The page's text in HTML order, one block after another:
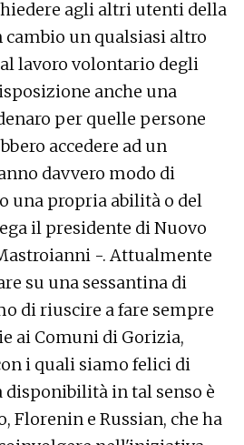
agli altri utenti della
cambio un qualsiasi altro
lavoro volontario degli
anche una
per quelle persone
accedere ad un
davvero modo di
una propria abilità o del
il presidente di Nuovo
-. Attualmente
su una sessantina di
di riuscire a fare sempre
ai Comuni di Gorizia,
i quali siamo felici di
disponibilità in tal senso è
Florenin e Russian, che ha